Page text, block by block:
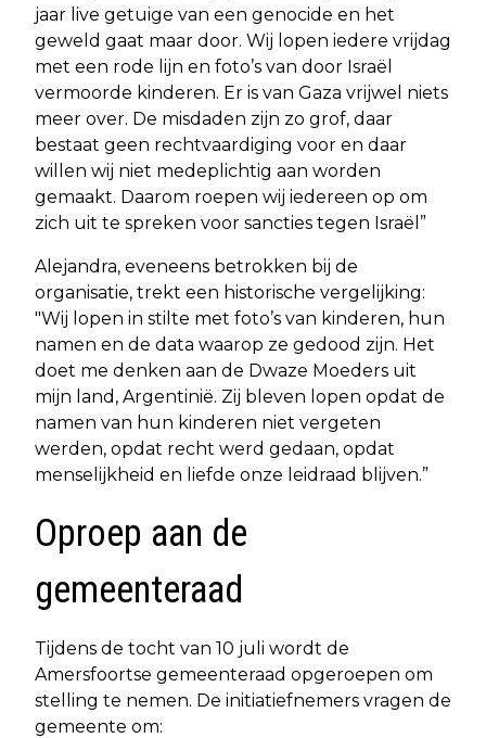
jaar live getuige van een genocide en het
geweld gaat maar door. Wij lopen iedere vrijdag
met een rode lijn en foto’s van door Israël
vermoorde kinderen. Er is van Gaza vrijwel niets
meer over. De misdaden zijn zo grof, daar
bestaat geen rechtvaardiging voor en daar
willen wij niet medeplichtig aan worden
gemaakt. Daarom roepen wij iedereen op om
zich uit te spreken voor sancties tegen Israël”
Alejandra, eveneens betrokken bij de
organisatie, trekt een historische vergelijking:
"Wij lopen in stilte met foto’s van kinderen, hun
namen en de data waarop ze gedood zijn. Het
doet me denken aan de Dwaze Moeders uit
mijn land, Argentinië. Zij bleven lopen opdat de
namen van hun kinderen niet vergeten
werden, opdat recht werd gedaan, opdat
menselijkheid en liefde onze leidraad blijven.”
Oproep aan de
gemeenteraad
Tijdens de tocht van 10 juli wordt de
Amersfoortse gemeenteraad opgeroepen om
stelling te nemen. De initiatiefnemers vragen de
gemeente om: